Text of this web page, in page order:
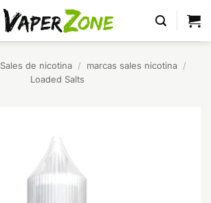
Sales de nicotina / marcas sales nicotina /
Loaded Salts